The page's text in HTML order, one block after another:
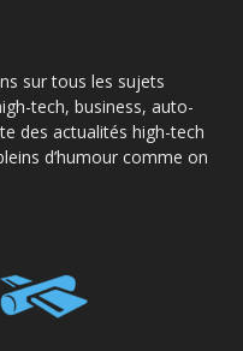
sur tous les sujets
tech, business, auto-
des actualités high-tech
d’humour comme on